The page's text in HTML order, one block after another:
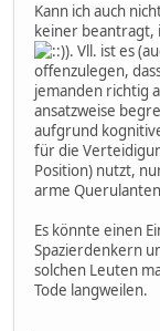
Kann ich auch
keiner beantragt,
). Vll. ist es
offenzulegen,
jemanden richtig
ansatzweise
aufgrund
für die
Position) nutzt,
arme
Es könnte einen
Spazierdenkern
solchen Leuten
Tode langweilen.